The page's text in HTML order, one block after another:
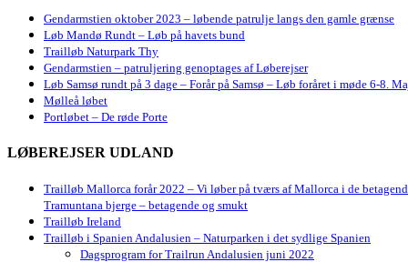
Gendarmstien oktober 2023 – løbende patrulje langs den gamle grænse
Løb Mandø Rundt – Løb på havets bund
Trailløb Naturpark Thy
Gendarmstien – patruljering genoptages af Løberejser
Løb Samsø rundt på 3 dage – Forår på Samsø – Løb foråret i møde 6-8.
Mølleå løbet
Portløbet – De røde Porte
LØBEREJSER UDLAND
Trailløb Mallorca forår 2022 – Vi løber på tværs af Mallorca i de
Tramuntana bjerge – betagende og smukt
Trailløb Ireland
Trailløb i Spanien Andalusien – Naturparken i det sydlige Spanien
Dagsprogram for Trailrun Andalusien juni 2022